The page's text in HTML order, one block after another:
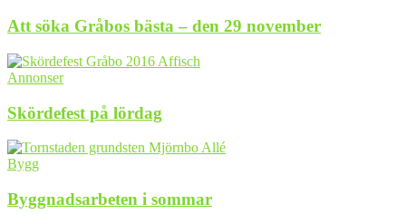
Att söka Gråbos bästa – den 29 november
Annonser
Skördefest på lördag
Bygg
Byggnadsarbeten i sommar